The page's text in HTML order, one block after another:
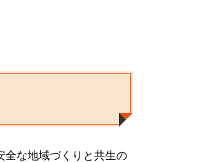
全な地域づくりと共生の